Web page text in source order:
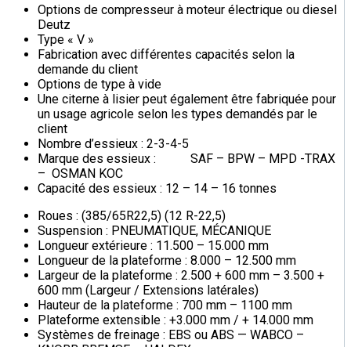
Options de compresseur à moteur électrique ou diesel
Deutz
Type « V »
Fabrication avec différentes capacités selon la
demande du client
Options de type à vide
Une citerne à lisier peut également être fabriquée pour
un usage agricole selon les types demandés par le
client
Nombre d’essieux : 2-3-4-5
Marque des essieux : SAF – BPW – MPD -TRAX
– OSMAN KOC
Capacité des essieux : 12 – 14 – 16 tonnes
Roues : (385/65R22,5) (12 R-22,5)
Suspension : PNEUMATIQUE, MÉCANIQUE
Longueur extérieure : 11.500 – 15.000 mm
Longueur de la plateforme : 8.000 – 12.500 mm
Largeur de la plateforme : 2.500 + 600 mm – 3.500 +
600 mm (Largeur / Extensions latérales)
Hauteur de la plateforme : 700 mm – 1100 mm
Plateforme extensible : +3.000 mm / + 14.000 mm
Systèmes de freinage : EBS ou ABS — WABCO –